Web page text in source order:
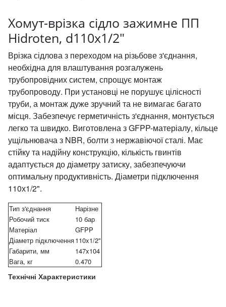
Хомут-врізка сідло зажимне ПП
Hidroten, d110x1/2"
Врізка сідлова з переходом на різьбове з'єднання,
необхідна для влаштування розгалужень
трубопровідних систем, спрощує монтаж
трубопроводу. При установці не порушує цілісності
труби, а монтаж дуже зручний та не вимагає багато
місця. Забезпечує герметичність з'єднання, монтується
легко та швидко. Виготовлена з GFPP-матеріалу, кільце
ущільнювача з NBR, болти з нержавіючої сталі. Має
стійку та надійну конструкцію, кількість гвинтів
адаптується до діаметру затиску, забезпечуючи
оптимальну продуктивність. Діаметри підключення
110х1/2".
Технічні Характеристики
Тип з'єднання
Нарізне
Робочий тиск
10 бар
Матеріал
GFPP
Діаметр підключення110x1/2"
Габарити, мм
147x104
Вага, кг
0.470